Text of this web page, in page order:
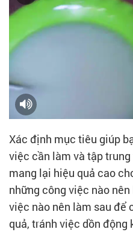
Xác định mục tiêu giúp
việc cần làm và tập
mang lại hiệu quả cao
những công việc nào
việc nào nên làm sau để
quả, tránh việc dồn